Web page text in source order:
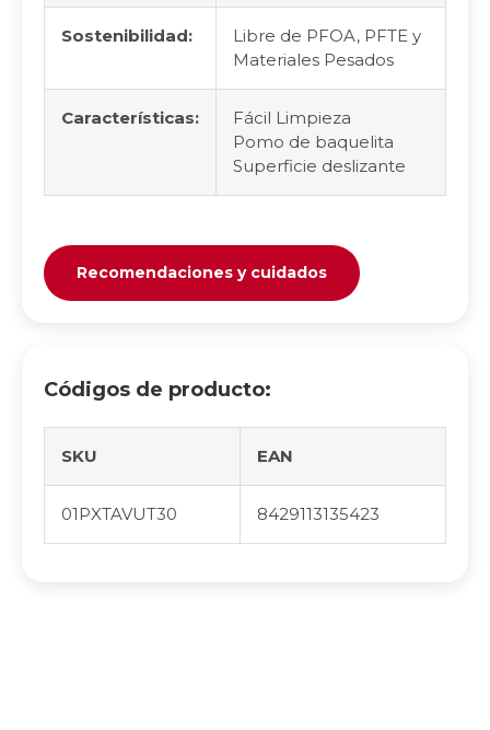
Sostenibilidad:
Libre de PFOA, PFTE y
Materiales Pesados
Características:
Fácil Limpieza
Pomo de baquelita
Superficie deslizante
Recomendaciones y cuidados
Códigos de producto:
SKU EAN
01PXTAVUT30 8429113135423